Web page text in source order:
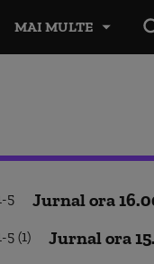
MAI MULTE
Jurnal ora
Jurnal ora